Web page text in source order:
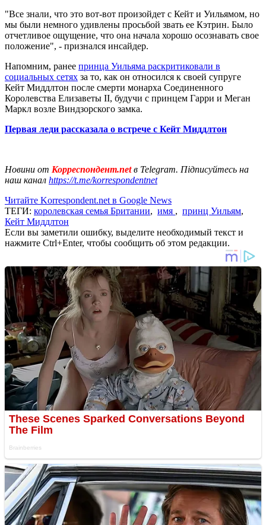
"Все знали, что это вот-вот произойдет с Кейт и Уильямом, но
мы были немного удивлены просьбой звать ее Кэтрин. Было
отчетливое ощущение, что она начала хорошо осознавать свое
положение", - признался инсайдер.
Напомним, ранее принца Уильяма раскритиковали в
социальных сетях за то, как он относился к своей супруге
Кейт Миддлтон после смерти монарха Соединенного
Королевства Елизаветы ІІ, будучи с принцем Гарри и Меган
Маркл возле Виндзорского замка.
Первая леди рассказала о встрече с Кейт Миддлтон
Новини от Корреспондент.netв Telegram. Підписуйтесь на
наш канал https://t.me/korrespondentnet
Читайте Korrespondent.net в Google News
ТЕГИ: королевская семья Британии, имя , принц Уильям,
Кейт Миддлтон
Если вы заметили ошибку, выделите необходимый текст и
нажмите Ctrl+Enter, чтобы сообщить об этом редакции.